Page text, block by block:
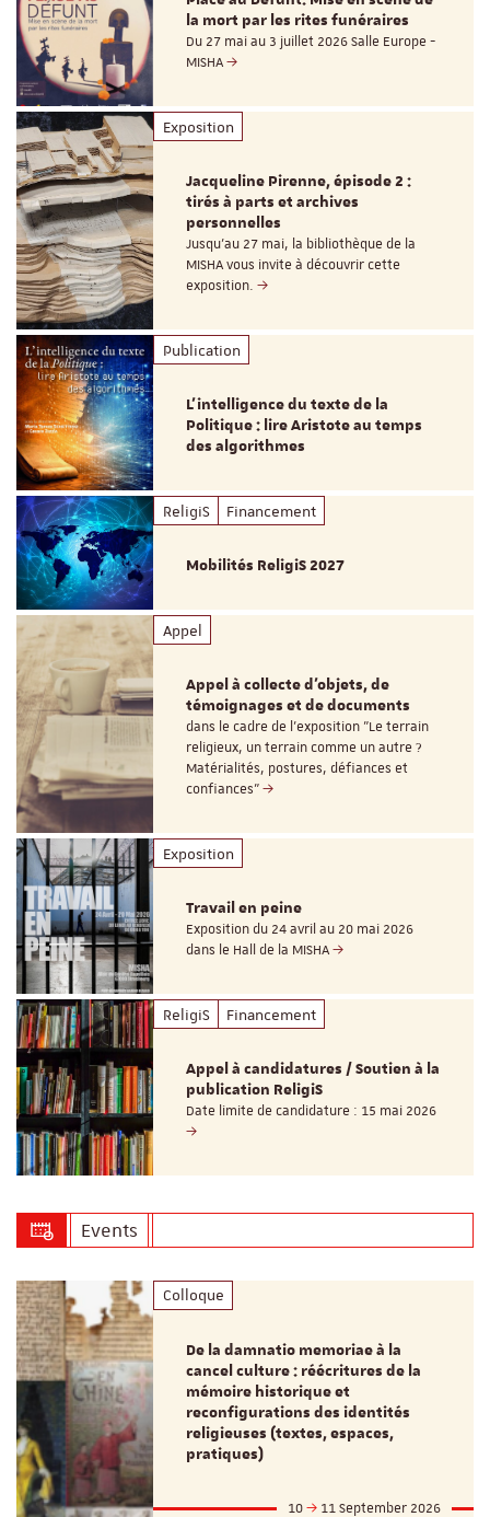
la mort par les rites funéraires
Du 27 mai au 3 juillet 2026 Salle Europe -
MISHA
Exposition
Jacqueline Pirenne, épisode 2 :
tirés à parts et archives
personnelles
Jusqu’au 27 mai, la bibliothèque de la
MISHA vous invite à découvrir cette
exposition.
Publication
L’intelligence du texte de la
Politique : lire Aristote au temps
des algorithmes
ReligiS Financement
Mobilités ReligiS 2027
Appel
Appel à collecte d'objets, de
témoignages et de documents
dans le cadre de l'exposition "Le terrain
religieux, un terrain comme un autre ?
Matérialités, postures, défiances et
confiances"
Exposition
Travail en peine
Exposition du 24 avril au 20 mai 2026
dans le Hall de la MISHA
ReligiS Financement
Appel à candidatures / Soutien à la
publication ReligiS
Date limite de candidature : 15 mai 2026
Events
Colloque
De la damnatio memoriae à la
cancel culture : réécritures de la
mémoire historique et
reconfigurations des identités
religieuses (textes, espaces,
pratiques)
10 11 September 2026